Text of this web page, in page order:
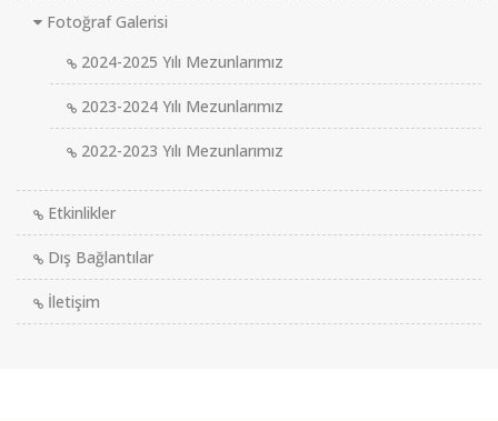
Fotoğraf Galerisi
2024-2025 Yılı Mezunlarımız
2023-2024 Yılı Mezunlarımız
2022-2023 Yılı Mezunlarımız
Etkinlikler
Dış Bağlantılar
İletişim